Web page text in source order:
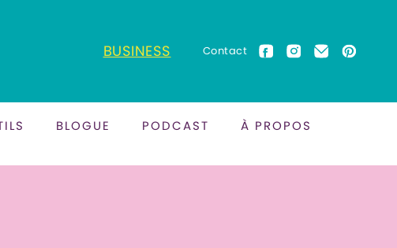
BUSINESS Contact
BLOGUE PODCAST À PROPOS